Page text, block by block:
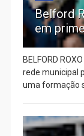
Belford
em
BELFORD
rede municipal
uma formação